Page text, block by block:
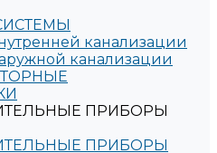
канализации
канализации
ПРИБОРЫ
ПРИБОРЫ